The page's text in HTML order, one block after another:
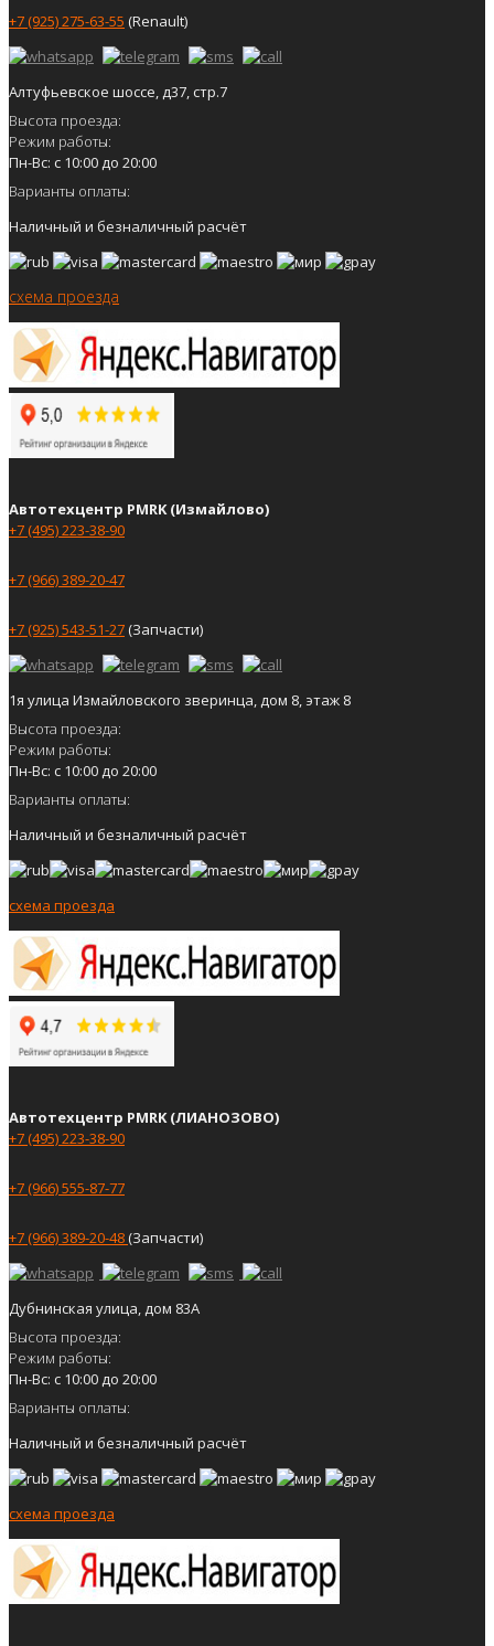
+7 (925) 275-63-55 (Renault)
Алтуфьевское шоссе, д37, стр.7
Высота проезда:
Режим работы:
Пн-Вс: с 10:00 до 20:00
Варианты оплаты:
Наличный и безналичный расчёт
схема проезда
Автотехцентр PMRK (Измайлово)
+7 (495) 223-38-90
+7 (966) 389-20-47
+7 (925) 543-51-27(Запчасти)
1я улица Измайловского зверинца, дом 8, этаж 8
Высота проезда:
Режим работы:
Пн-Вс: с 10:00 до 20:00
Варианты оплаты:
Наличный и безналичный расчёт
схема проезда
Автотехцентр PMRK (ЛИАНОЗОВО)
+7 (495) 223-38-90
+7 (966) 555-87-77
+7 (966) 389-20-48(Запчасти)
Дубнинская улица, дом 83А
Высота проезда:
Режим работы:
Пн-Вс: с 10:00 до 20:00
Варианты оплаты:
Наличный и безналичный расчёт
схема проезда